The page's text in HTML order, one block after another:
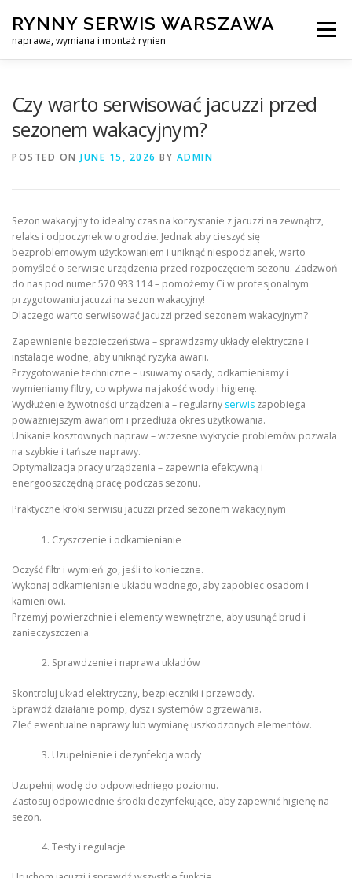
content
RYNNY SERWIS WARSZAWA
naprawa, wymiana i montaż rynien
Menu
Czy warto serwisować jacuzzi przed
sezonem wakacyjnym?
POSTED ON JUNE 15, 2026 BY ADMIN
Sezon wakacyjny to idealny czas na korzystanie z jacuzzi na zewnątrz,
relaks i odpoczynek w ogrodzie. Jednak aby cieszyć się
bezproblemowym użytkowaniem i uniknąć niespodzianek, warto
pomyśleć o serwisie urządzenia przed rozpoczęciem sezonu. Zadzwoń
do nas pod numer 570 933 114 – pomożemy Ci w profesjonalnym
przygotowaniu jacuzzi na sezon wakacyjny!
Dlaczego warto serwisować jacuzzi przed sezonem wakacyjnym?
Zapewnienie bezpieczeństwa – sprawdzamy układy elektryczne i
instalacje wodne, aby uniknąć ryzyka awarii.
Przygotowanie techniczne – usuwamy osady, odkamieniamy i
wymieniamy filtry, co wpływa na jakość wody i higienę.
Wydłużenie żywotności urządzenia – regularny serwis zapobiega
poważniejszym awariom i przedłuża okres użytkowania.
Unikanie kosztownych napraw – wczesne wykrycie problemów pozwala
na szybkie i tańsze naprawy.
Optymalizacja pracy urządzenia – zapewnia efektywną i
energooszczędną pracę podczas sezonu.
Praktyczne kroki serwisu jacuzzi przed sezonem wakacyjnym
Czyszczenie i odkamienianie
Oczyść filtr i wymień go, jeśli to konieczne.
Wykonaj odkamienianie układu wodnego, aby zapobiec osadom i
kamieniowi.
Przemyj powierzchnie i elementy wewnętrzne, aby usunąć brud i
zanieczyszczenia.
Sprawdzenie i naprawa układów
Skontroluj układ elektryczny, bezpieczniki i przewody.
Sprawdź działanie pomp, dysz i systemów ogrzewania.
Zleć ewentualne naprawy lub wymianę uszkodzonych elementów.
Uzupełnienie i dezynfekcja wody
Uzupełnij wodę do odpowiedniego poziomu.
Zastosuj odpowiednie środki dezynfekujące, aby zapewnić higienę na
sezon.
Testy i regulacje